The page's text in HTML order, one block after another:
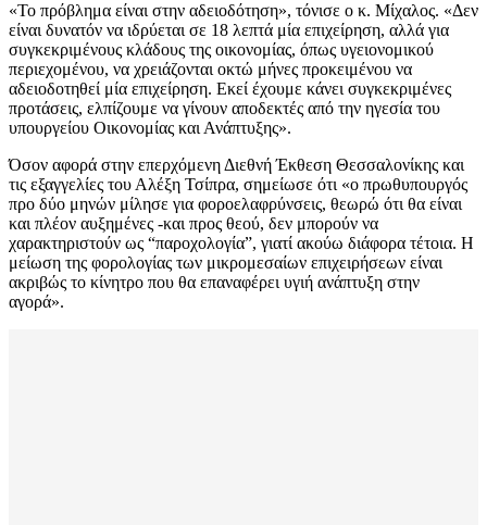
«Το πρόβλημα είναι στην αδειοδότηση», τόνισε ο κ. Μίχαλος. «Δεν
είναι δυνατόν να ιδρύεται σε 18 λεπτά μία επιχείρηση, αλλά για
συγκεκριμένους κλάδους της οικονομίας, όπως υγειονομικού
περιεχομένου, να χρειάζονται οκτώ μήνες προκειμένου να
αδειοδοτηθεί μία επιχείρηση. Εκεί έχουμε κάνει συγκεκριμένες
προτάσεις, ελπίζουμε να γίνουν αποδεκτές από την ηγεσία του
υπουργείου Οικονομίας και Ανάπτυξης».
Όσον αφορά στην επερχόμενη Διεθνή Έκθεση Θεσσαλονίκης και
τις εξαγγελίες του Αλέξη Τσίπρα, σημείωσε ότι «ο πρωθυπουργός
προ δύο μηνών μίλησε για φοροελαφρύνσεις, θεωρώ ότι θα είναι
και πλέον αυξημένες -και προς θεού, δεν μπορούν να
χαρακτηριστούν ως “παροχολογία”, γιατί ακούω διάφορα τέτοια. Η
μείωση της φορολογίας των μικρομεσαίων επιχειρήσεων είναι
ακριβώς το κίνητρο που θα επαναφέρει υγιή ανάπτυξη στην
αγορά».